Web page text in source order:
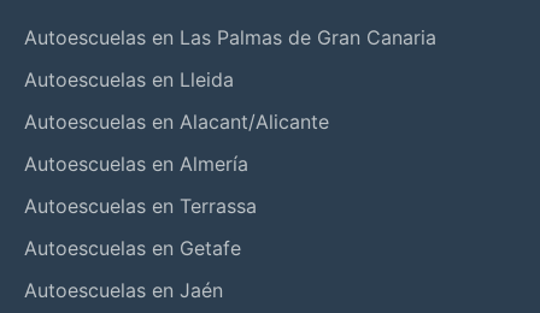
Autoescuelas en Las Palmas de Gran Canaria
Autoescuelas en Lleida
Autoescuelas en Alacant/Alicante
Autoescuelas en Almería
Autoescuelas en Terrassa
Autoescuelas en Getafe
Autoescuelas en Jaén